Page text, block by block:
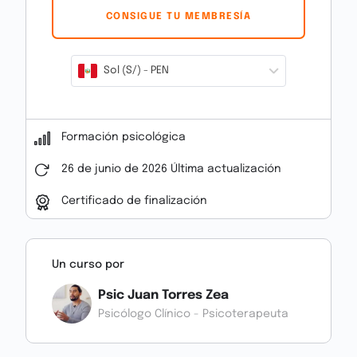
aliado del proceso educativo, favoreciendo
aulas más reguladas, estudiantes con mayor
cercana y colaborativa entre la escuela y las
familias.
CONSIGUE TU MEMBRESÍA
Sol (S/) - PEN
Formación psicológica
26 de junio de 2026 Última actualización
Certificado de finalización
Un curso por
Psic Juan Torres Zea
Psicólogo Clínico - Psicoterapeuta